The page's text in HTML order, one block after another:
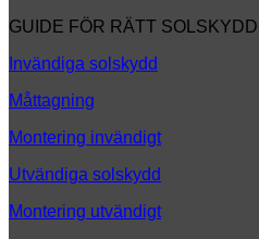
GUIDE FÖR RÄTT SOLSKYDD
Invändiga solskydd
Måttagning
Montering invändigt
Utvändiga solskydd
Montering utvändigt